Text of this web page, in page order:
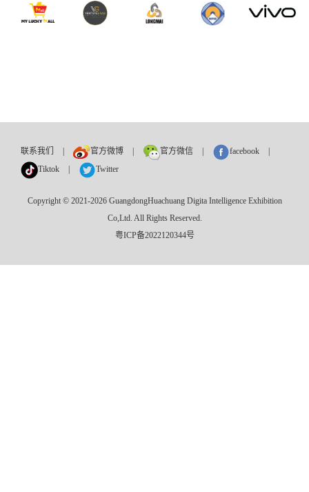
联系我们 | 官方微博 | 官方微信 | facebook
|
Tiktok
Twitter
Copyright © 2021-2026 GuangdongHuachuang Digita Intelligence Exhibition
Co,Ltd. All Rights Reserved.
粤ICP备2022120344号